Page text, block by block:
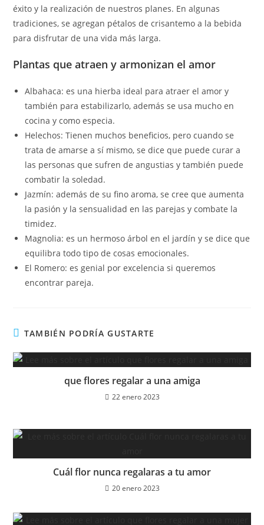
éxito y la realización de nuestros planes. En algunas
tradiciones, se agregan pétalos de crisantemo a la bebida
para disfrutar de una vida más larga.
Plantas que atraen y armonizan el amor
Albahaca: es una hierba ideal para atraer el amor y
también para estabilizarlo, además se usa mucho en
cocina y como especia.
Helechos: Tienen muchos beneficios, pero cuando se
trata de amarse a sí mismo, se dice que puede curar a
las personas que sufren de angustias y también puede
combatir la soledad.
Jazmín: además de su fino aroma, se cree que aumenta
la pasión y la sensualidad en las parejas y combate la
timidez.
Magnolia: es un hermoso árbol en el jardín y se dice que
equilibra todo tipo de cosas emocionales.
El Romero: es genial por excelencia si queremos
encontrar pareja.
TAMBIÉN PODRÍA GUSTARTE
que flores regalar a una amiga
22 enero 2023
Cuál flor nunca regalaras a tu amor
20 enero 2023